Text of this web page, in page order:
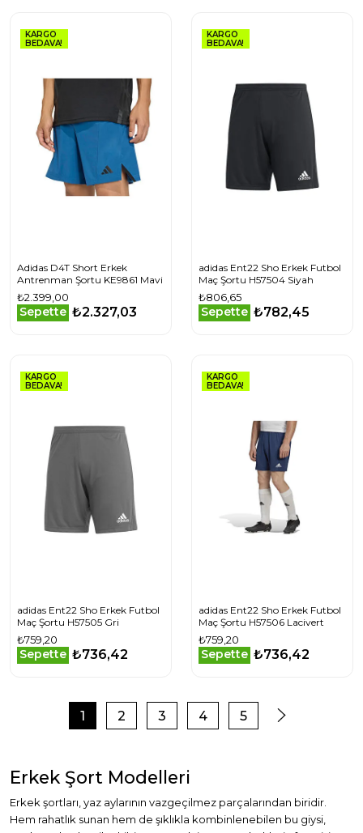
KARGO
BEDAVA!
Adidas D4T Short Erkek
Antrenman Şortu KE9861 Mavi
₺2.399,00
Sepette ₺2.327,03
KARGO
BEDAVA!
adidas Ent22 Sho Erkek Futbol
Maç Şortu H57504 Siyah
₺806,65
Sepette ₺782,45
KARGO
BEDAVA!
adidas Ent22 Sho Erkek Futbol
Maç Şortu H57505 Gri
₺759,20
Sepette ₺736,42
KARGO
BEDAVA!
adidas Ent22 Sho Erkek Futbol
Maç Şortu H57506 Lacivert
₺759,20
Sepette ₺736,42
1 2 3 4 5
Erkek Şort Modelleri
Erkek şortları, yaz aylarının vazgeçilmez parçalarından biridir.
Hem rahatlık sunan hem de şıklıkla kombinlenebilen bu giysi,